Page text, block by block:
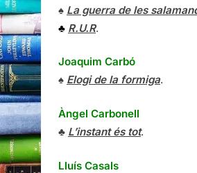
♠ La guerra de les
♣ R.U.R.
Joaquim Carbó
♠ Elogi de la formiga.
Àngel Carbonell
♣ L’instant és tot.
Lluís Casals